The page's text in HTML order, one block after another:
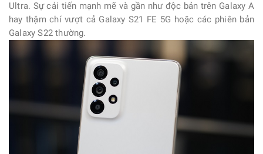
Ultra. Sự cải tiến mạnh mẽ và gần như độc bản trên Galaxy A
hay thậm chí vượt cả Galaxy S21 FE 5G hoặc các phiên bản
Galaxy S22 thường.